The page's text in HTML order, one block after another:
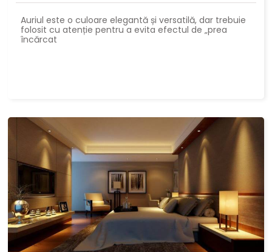
Auriul este o culoare elegantă și versatilă, dar trebuie
folosit cu atenție pentru a evita efectul de „prea
încărcat